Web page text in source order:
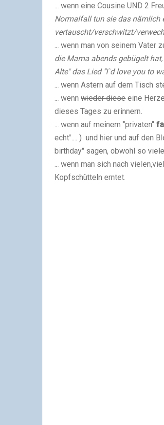
... wenn eine Cousine UND 2
Normalfall tun sie das nämlich
vertauscht/verschwitzt/
... wenn man von seinem Vater
die Mama abends gebügelt
Alte" das Lied "I`d love you to
... wenn Astern auf dem Tisch
... wenn wieder diese eine
dieses Tages zu erinnern.
... wenn auf meinem "privaten"
echt".... ) und hier und auf den
birthday" sagen, obwohl so viele
... wenn man sich nach
Kopfschütteln erntet.